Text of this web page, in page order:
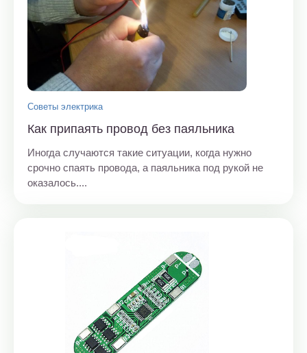
Советы электрика
Как припаять провод без паяльника
Иногда случаются такие ситуации, когда нужно
срочно спаять провода, а паяльника под рукой не
оказалось....